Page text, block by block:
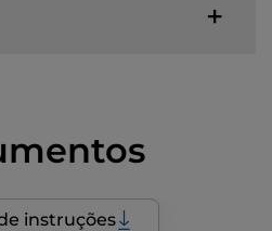
instruções